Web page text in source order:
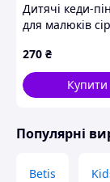
Дитячі кеди-
для малюків
270 ₴
Купити
Популярні
Betis